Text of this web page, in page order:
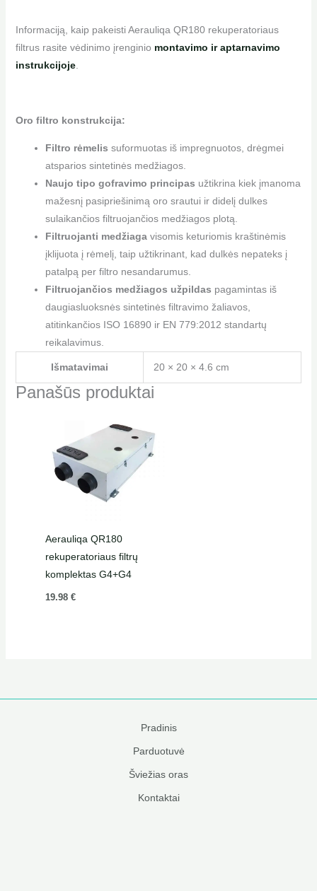
Informaciją, kaip pakeisti Aerauliqa QR180 rekuperatoriaus
filtrus rasite vėdinimo įrenginio montavimo ir aptarnavimo
instrukcijoje.
Oro filtro konstrukcija:
Filtro rėmelis suformuotas iš impregnuotos, drėgmei
atsparios sintetinės medžiagos.
Naujo tipo gofravimo principas užtikrina kiek įmanoma
mažesnį pasipriešinimą oro srautui ir didelį dulkes
sulaikančios filtruojančios medžiagos plotą.
Filtruojanti medžiagavisomis keturiomis kraštinėmis
įklijuota į rėmelį, taip užtikrinant, kad dulkės nepateks į
patalpą per filtro nesandarumus.
Filtruojančios medžiagos užpildas pagamintas iš
daugiasluoksnės sintetinės filtravimo žaliavos,
atitinkančios ISO 16890 ir EN 779:2012 standartų
reikalavimus.
Išmatavimai 20 × 20 × 4.6 cm
Panašūs produktai
Aerauliqa QR180
rekuperatoriaus filtrų
komplektas G4+G4
19.98 €
Pradinis
Parduotuvė
Šviežias oras
Kontaktai